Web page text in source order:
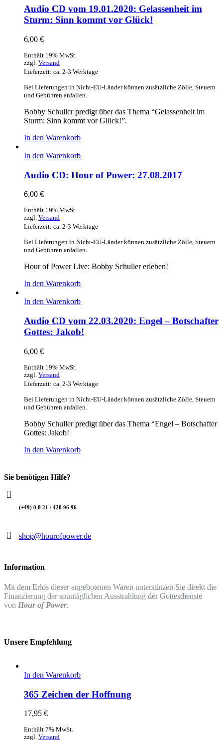
Audio CD vom 19.01.2020: Gelassenheit im
Sturm: Sinn kommt vor Glück!
6,00 €
Enthält 19% MwSt.
zzgl. Versand
Lieferzeit: ca. 2-3 Werktage
Bei Lieferungen in Nicht-EU-Länder können zusätzliche Zölle, Steuern
und Gebühren anfallen.
Bobby Schuller predigt über das Thema “Gelassenheit im
Sturm: Sinn kommt vor Glück!”.
In den Warenkorb
In den Warenkorb
Audio CD: Hour of Power: 27.08.2017
6,00 €
Enthält 19% MwSt.
zzgl. Versand
Lieferzeit: ca. 2-3 Werktage
Bei Lieferungen in Nicht-EU-Länder können zusätzliche Zölle, Steuern
und Gebühren anfallen.
Hour of Power Live: Bobby Schuller erleben!
In den Warenkorb
In den Warenkorb
Audio CD vom 22.03.2020: Engel – Botschafter
Gottes: Jakob!
6,00 €
Enthält 19% MwSt.
zzgl. Versand
Lieferzeit: ca. 2-3 Werktage
Bei Lieferungen in Nicht-EU-Länder können zusätzliche Zölle, Steuern
und Gebühren anfallen.
Bobby Schuller predigt über das Thema “Engel – Botschafter
Gottes: Jakob!
In den Warenkorb
Sie benötigen Hilfe?
(+49) 0 8 21 / 420 96 96
shop@hourofpower.de
Information
Mit dem Erlös dieser angebotenen Waren unterstützen Sie direkt die
Finanzierung der sonntäglichen Ausstrahlung der Gottesdienste
von Hour of Power.
Unsere Empfehlung
In den Warenkorb
365 Zeichen der Hoffnung
17,95 €
Enthält 7% MwSt.
zzgl. Versand